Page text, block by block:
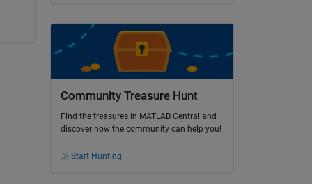
Community Treasure Hunt
Find the treasures in MATLAB Central and
discover how the community can help you!
Start Hunting!